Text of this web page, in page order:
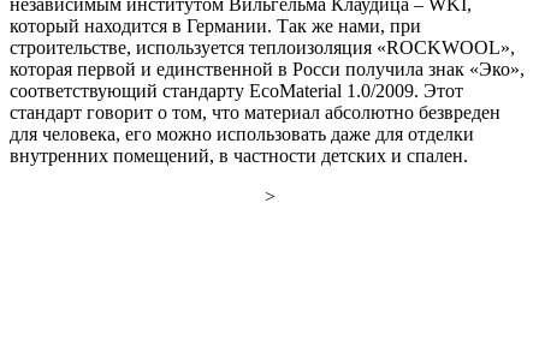
который находится в Германии. Так же нами, при
строительстве, используется теплоизоляция «ROCKWOOL»,
которая первой и единственной в Росси получила знак «Эко»,
соответствующий стандарту ЕсоMaterial 1.0/2009. Этот
стандарт говорит о том, что материал абсолютно безвреден
для человека, его можно использовать даже для отделки
внутренних помещений, в частности детских и спален.
>